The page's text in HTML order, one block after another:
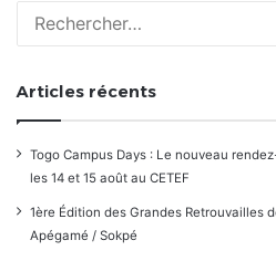
commentaires
Articles récents
Togo Campus Days : Le nouveau
les 14 et 15 août au CETEF
1ère Édition des Grandes Retrouvailles
Apégamé / Sokpé